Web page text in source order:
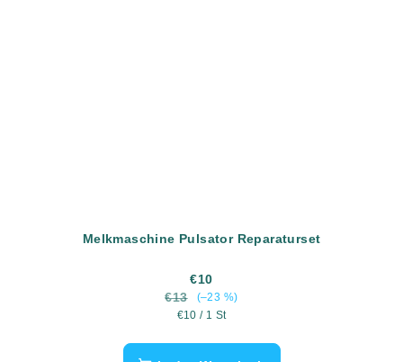
Melkmaschine Pulsator Reparaturset
€10
€13
(–23 %)
Verkaufspreis:
€10 / 1 St